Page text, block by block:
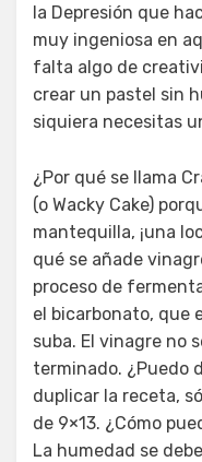
la Depresión que
muy ingeniosa en
falta algo de
crear un pastel sin
siquiera necesitas
¿Por qué se llama
(o Wacky Cake)
mantequilla, ¡una
qué se añade
proceso de
el bicarbonato, que
suba. El vinagre no
terminado. ¿Puedo
duplicar la receta,
de 9×13. ¿Cómo
La humedad se